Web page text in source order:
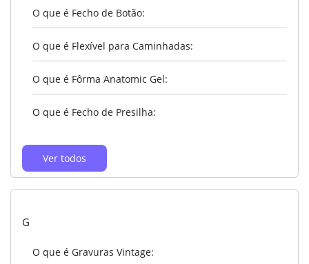
O que é Fecho de Botão:
O que é Flexível para Caminhadas:
O que é Fôrma Anatomic Gel:
O que é Fecho de Presilha:
Ver todos
G
O que é Gravuras Vintage: